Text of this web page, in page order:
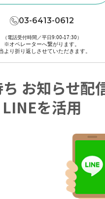
03-6413-0612
（電話受付時間／平日9:00-17:30）
※オペレーターへ繋がります。
より折り返しさせていただきます。
お知らせ配
LINEを活用